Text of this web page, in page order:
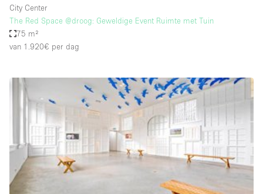
Kantoorruimte
Kraampje / Kiosk / Stalletje
Kraampje / Marktkraam
Markt / Festival
Ontvangsthal
Overige
Restaurant / Bar / Café
City Center
The Red Space @droog: Geweldige Event Ruimte met Tuin
75 m²
van 1.920€ per dag